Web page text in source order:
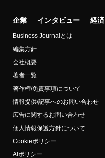
企業 インタビュー 経済
Business Journalとは
編集方針
会社概要
著者一覧
著作権/免責事項について
情報提供/記事へのお問い合わせ
広告に関するお問い合わせ
個人情報保護方針について
Cookieポリシー
AIポリシー